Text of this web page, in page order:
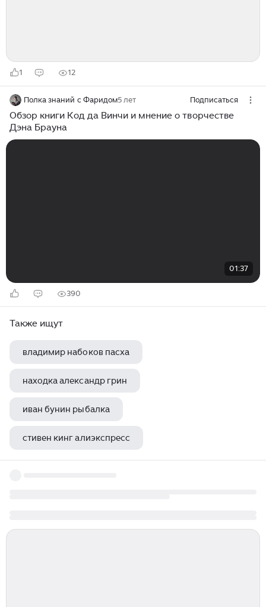
1 12
Полка знаний с Фаридом5 лет Подписаться
Обзор книги Код да Винчи и мнение о творчестве
Дэна Брауна
01:37
390
Также ищут
владимир набоков пасха
находка александр грин
иван бунин рыбалка
стивен кинг алиэкспресс